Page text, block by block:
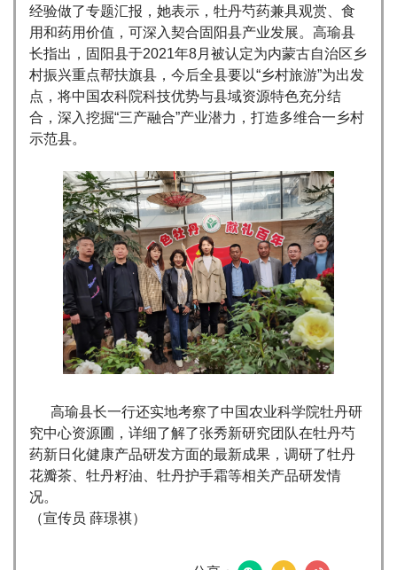
经验做了专题汇报，她表示，牡丹芍药兼具观赏、食
用和药用价值，可深入契合固阳县产业发展。高瑜县
长指出，固阳县于2021年8月被认定为内蒙古自治区乡
村振兴重点帮扶旗县，今后全县要以“乡村旅游”为出发
点，将中国农科院科技优势与县域资源特色充分结
合，深入挖掘“三产融合”产业潜力，打造多维合一乡村
示范县。
高瑜县长一行还实地考察了中国农业科学院牡丹研
究中心资源圃，详细了解了张秀新研究团队在牡丹芍
药新日化健康产品研发方面的最新成果，调研了牡丹
花瓣茶、牡丹籽油、牡丹护手霜等相关产品研发情
况。
（宣传员 薛璟祺）